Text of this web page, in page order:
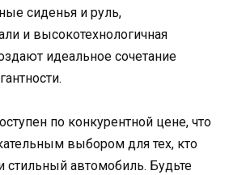
сиденья и руль,
и высокотехнологичная
идеальное сочетание
по конкурентной цене, что
выбором для тех, кто
автомобиль. Будьте